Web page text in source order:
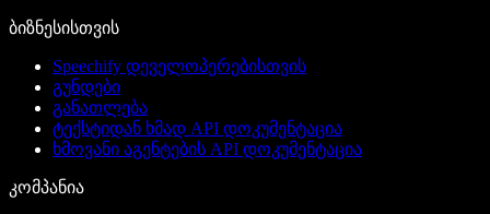
ბიზნესისთვის
Speechify დეველოპერებისთვის
გუნდები
განათლება
ტექსტიდან ხმად API დოკუმენტაცია
ხმოვანი აგენტების API დოკუმენტაცია
კომპანია